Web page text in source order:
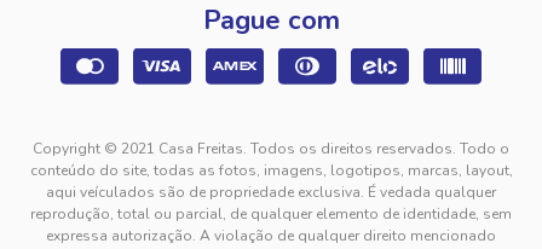
Pague com
Copyright © 2021 Casa Freitas. Todos os direitos reservados. Todo o
conteúdo do site, todas as fotos, imagens, logotipos, marcas, layout,
aqui veículados são de propriedade exclusiva. É vedada qualquer
reprodução, total ou parcial, de qualquer elemento de identidade, sem
expressa autorização. A violação de qualquer direito mencionado